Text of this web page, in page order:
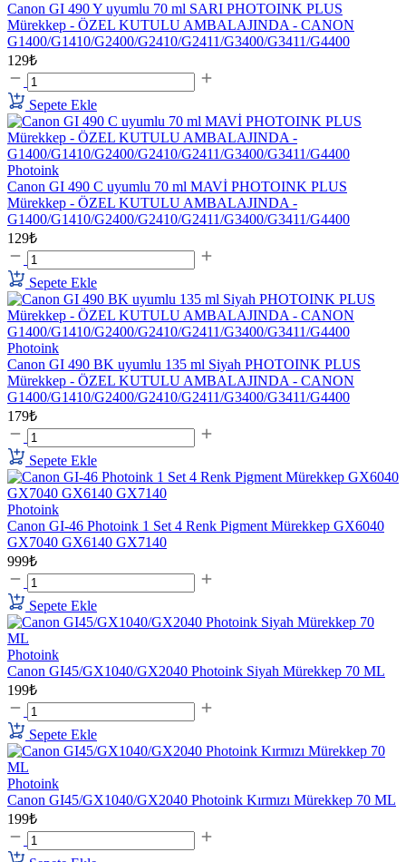
Canon GI 490 Y uyumlu 70 ml SARI PHOTOINK PLUS
Mürekkep - ÖZEL KUTULU AMBALAJINDA - CANON
G1400/G1410/G2400/G2410/G2411/G3400/G3411/G4400
129₺
Sepete Ekle
Photoink
Canon GI 490 C uyumlu 70 ml MAVİ PHOTOINK PLUS
Mürekkep - ÖZEL KUTULU AMBALAJINDA -
G1400/G1410/G2400/G2410/G2411/G3400/G3411/G4400
129₺
Sepete Ekle
Photoink
Canon GI 490 BK uyumlu 135 ml Siyah PHOTOINK PLUS
Mürekkep - ÖZEL KUTULU AMBALAJINDA - CANON
G1400/G1410/G2400/G2410/G2411/G3400/G3411/G4400
179₺
Sepete Ekle
Photoink
Canon GI-46 Photoink 1 Set 4 Renk Pigment Mürekkep GX6040
GX7040 GX6140 GX7140
999₺
Sepete Ekle
Photoink
Canon GI45/GX1040/GX2040 Photoink Siyah Mürekkep 70 ML
199₺
Sepete Ekle
Photoink
Canon GI45/GX1040/GX2040 Photoink Kırmızı Mürekkep 70 ML
199₺